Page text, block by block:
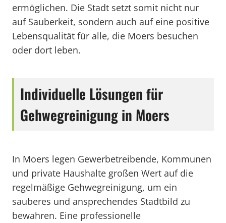
ermöglichen. Die Stadt setzt somit nicht nur
auf Sauberkeit, sondern auch auf eine positive
Lebensqualität für alle, die Moers besuchen
oder dort leben.
Individuelle Lösungen für
Gehwegreinigung in Moers
In Moers legen Gewerbetreibende, Kommunen
und private Haushalte großen Wert auf die
regelmäßige Gehwegreinigung, um ein
sauberes und ansprechendes Stadtbild zu
bewahren. Eine professionelle